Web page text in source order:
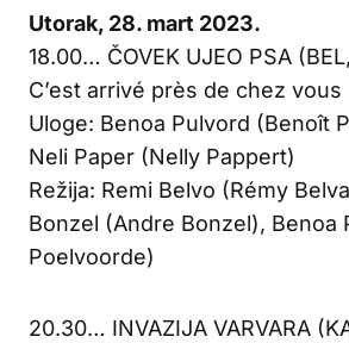
Utorak, 28. mart 2023.
18.00… ČOVEK UJEO PSA
C’est arrivé près de chez vous
Uloge: Benoa Pulvord (Benoît
Neli Paper (Nelly Pappert)
Režija: Remi Belvo (Rémy
Bonzel (Andre Bonzel), Benoa
Poelvoorde)
20.30… INVAZIJA VARVARA